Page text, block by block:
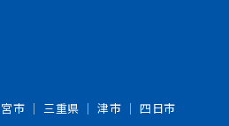
市 三重県 津市
四日市